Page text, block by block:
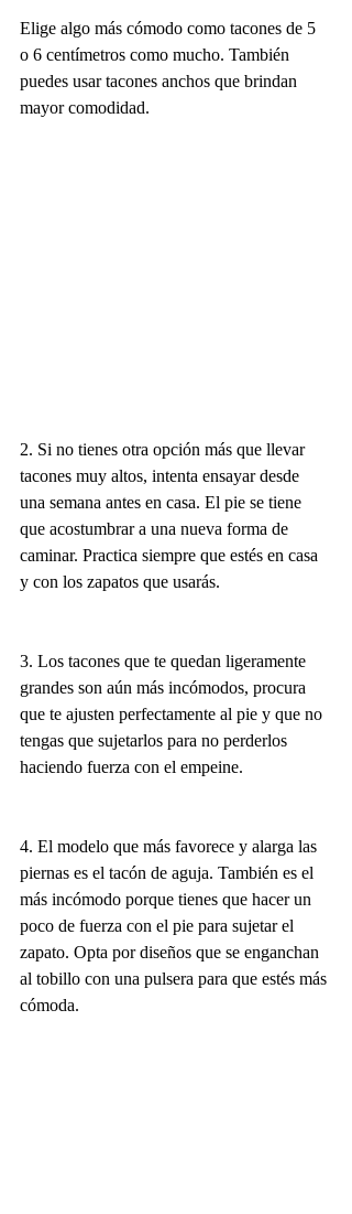
Elige algo más cómodo como tacones de 5
o 6 centímetros como mucho. También
puedes usar tacones anchos que brindan
mayor comodidad.
2. Si no tienes otra opción más que llevar
tacones muy altos, intenta ensayar desde
una semana antes en casa. El pie se tiene
que acostumbrar a una nueva forma de
caminar. Practica siempre que estés en casa
y con los zapatos que usarás.
3. Los tacones que te quedan ligeramente
grandes son aún más incómodos, procura
que te ajusten perfectamente al pie y que no
tengas que sujetarlos para no perderlos
haciendo fuerza con el empeine.
4. El modelo que más favorece y alarga las
piernas es el tacón de aguja. También es el
más incómodo porque tienes que hacer un
poco de fuerza con el pie para sujetar el
zapato. Opta por diseños que se enganchan
al tobillo con una pulsera para que estés más
cómoda.